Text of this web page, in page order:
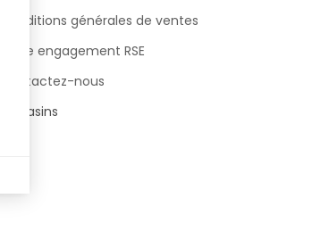
Conditions générales de ventes
Notre engagement RSE
Contactez-nous
Magasins